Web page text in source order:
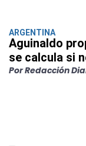
ARGENTINA
Aguinaldo
se calcula si
Por Redacción